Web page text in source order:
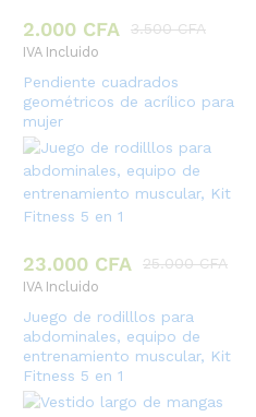
2.000 CFA 3.500CFA
IVA Incluido
Pendiente cuadrados
geométricos de acrílico para
mujer
23.000 CFA 25.000CFA
IVA Incluido
Juego de rodilllos para
abdominales, equipo de
entrenamiento muscular, Kit
Fitness 5 en 1